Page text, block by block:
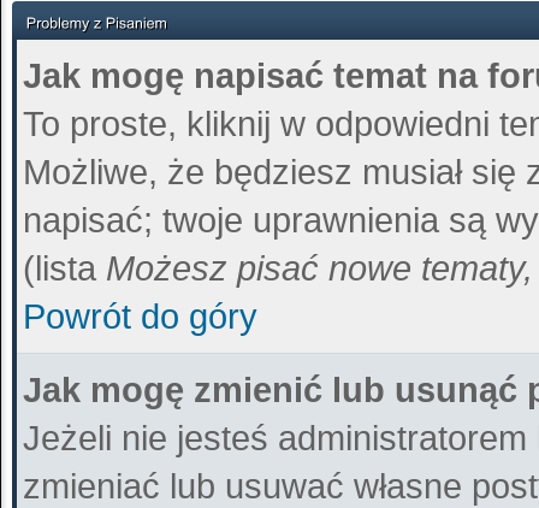
Jak mogę napisać temat na
To proste, kliknij w odpowiedni
Możliwe, że będziesz musiał
napisać; twoje uprawnienia są
(lista Możesz pisać nowe
Powrót do góry
Jak mogę zmienić lub usunąć
Jeżeli nie jesteś
zmieniać lub usuwać własne